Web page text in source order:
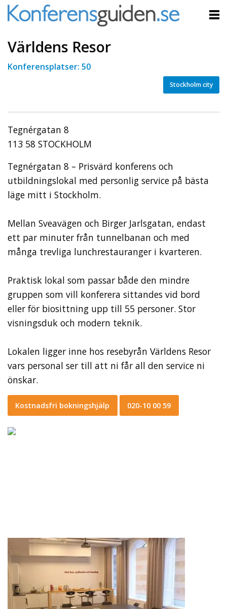
Världens Resor
Konferensplatser: 50
Stockholm city
Tegnérgatan 8
113 58 STOCKHOLM
Tegnérgatan 8 – Prisvärd konferens och
utbildningslokal med personlig service på bästa
läge mitt i Stockholm.
Mellan Sveavägen och Birger Jarlsgatan, endast
ett par minuter från tunnelbanan och med
många trevliga lunchrestauranger i kvarteren.
Praktisk lokal som passar både den mindre
gruppen som vill konferera sittandes vid bord
eller för biosittning upp till 55 personer. Stor
visningsduk och modern teknik.
Lokalen ligger inne hos resebyrån Världens Resor
vars personal ser till att ni får all den service ni
önskar.
Kostnadsfri bokningshjälp 020-10 00 59